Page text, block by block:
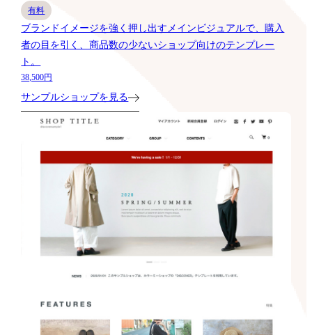
有料
ブランドイメージを強く押し出すメインビジュアルで、購入
者の目を引く、商品数の少ないショップ向けのテンプレー
ト。
38,500円
サンプルショップを見る